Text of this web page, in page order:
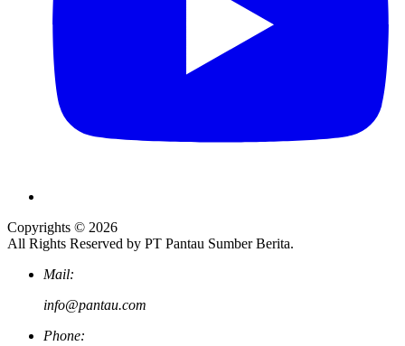
Copyrights © 2026
All Rights Reserved by PT Pantau Sumber Berita.
Mail:
info@pantau.com
Phone: